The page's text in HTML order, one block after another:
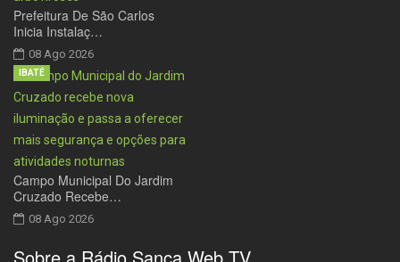
Prefeitura De São Carlos
Inicia Instalaç…
08 Ago 2026
Campo Municipal Do Jardim
Cruzado Recebe…
08 Ago 2026
IBATÉ